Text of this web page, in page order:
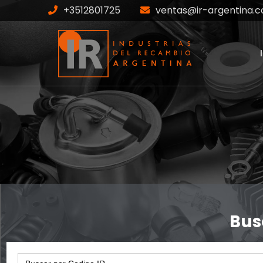
+3512801725 ventas@ir-
IR-81-05443
Home Productos IR-81-05443
Search